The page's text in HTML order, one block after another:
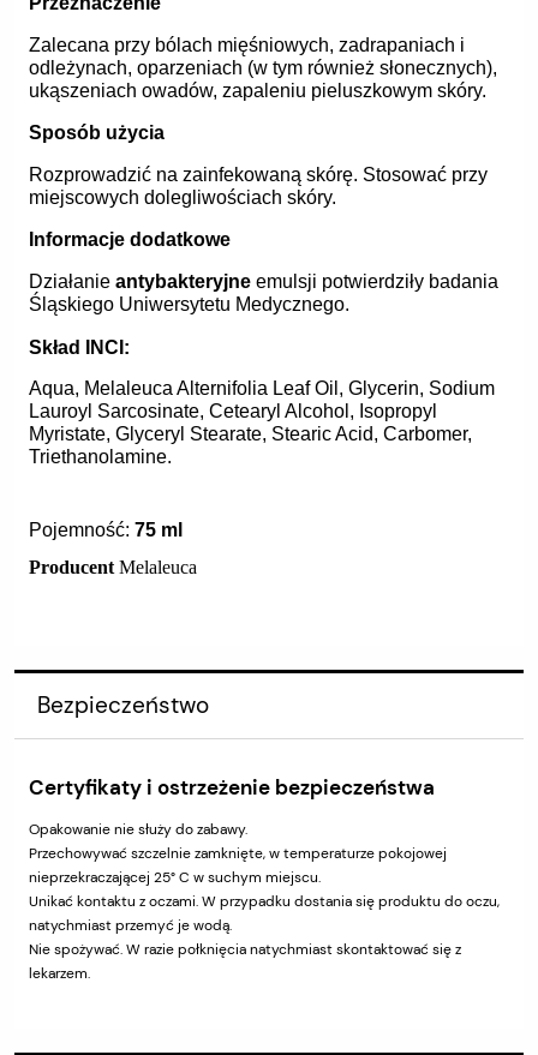
Zalecana przy bólach mięśniowych, zadrapaniach i
odleżynach, oparzeniach (w tym również słonecznych),
ukąszeniach owadów, zapaleniu pieluszkowym skóry.
Sposób użycia
Rozprowadzić na zainfekowaną skórę. Stosować przy
miejscowych dolegliwościach skóry.
Informacje dodatkowe
Działanie antybakteryjne emulsji potwierdziły badania
Śląskiego Uniwersytetu Medycznego.
Skład INCI:
Aqua, Melaleuca Alternifolia Leaf Oil, Glycerin, Sodium
Lauroyl Sarcosinate, Cetearyl Alcohol, Isopropyl
Myristate, Glyceryl Stearate, Stearic Acid, Carbomer,
Triethanolamine.
Pojemność: 75 ml
Producent Melaleuca
Bezpieczeństwo
Certyfikaty i ostrzeżenie bezpieczeństwa
Opakowanie nie służy do zabawy.
Przechowywać szczelnie zamknięte, w temperaturze pokojowej
nieprzekraczającej 25° C w suchym miejscu.
Unikać kontaktu z oczami. W przypadku dostania się produktu do oczu,
natychmiast przemyć je wodą.
Nie spożywać. W razie połknięcia natychmiast skontaktować się z
lekarzem.